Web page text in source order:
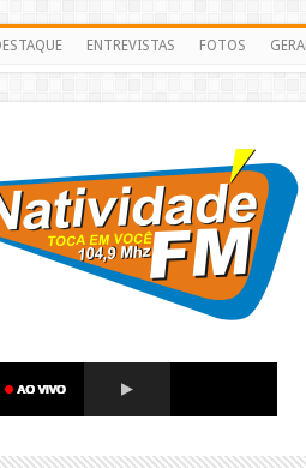
ENTREVISTAS FOTOS